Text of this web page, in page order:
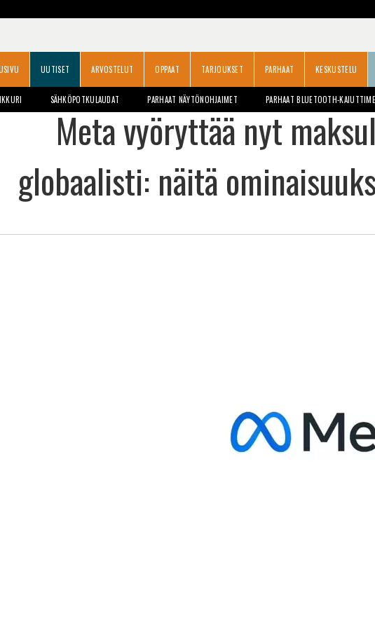
UUTISET ARVOSTELUT OPPAAT TARJOUKSET PARHAAT KESKUSTELU
SÄHKÖPOTKULAUDAT PARHAAT NÄYTÖNOHJAIMET PARHAAT BLUETOOTH-
Meta vyöryttää nyt
globaalisti: näitä